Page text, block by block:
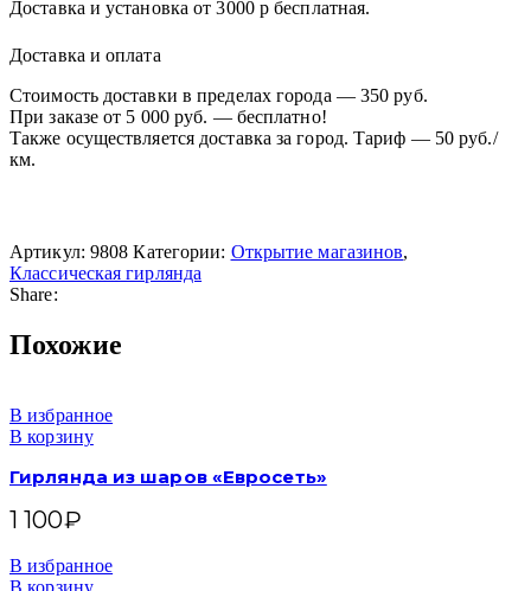
Доставка и установка от 3000 р бесплатная.
Доставка и оплата
Стоимость доставки в пределах города — 350 руб.
При заказе от 5 000 руб. — бесплатно!
Также осуществляется доставка за город. Тариф — 50 руб./
км.
Артикул: 9808Категории: Открытие магазинов,
Классическая гирлянда
Share:
Похожие
В избранное
В корзину
Гирлянда из шаров «Евросеть»
1 100₽
В избранное